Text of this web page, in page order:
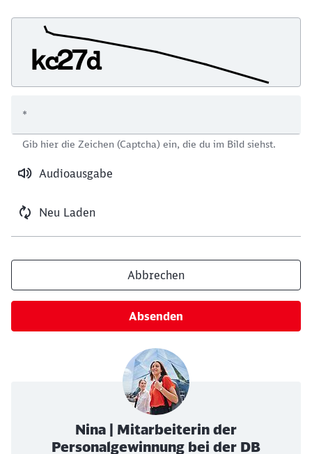
Audioausgabe
Neu Laden
*
Gib hier die Zeichen (Captcha) ein, die du im Bild siehst.
Abbrechen
Absenden
Nina | Mitarbeiterin der
Personalgewinnung bei der DB
Schließen
Möchten Sie zuweitergeleitet